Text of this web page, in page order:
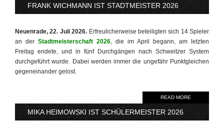
FRANK WICHMANN IST STADTMEISTER 2026
Neuenrade, 22. Juli 2026. Erfreulicherweise beteiligten sich 14 Spieler
an der Stadtmeisterschaft 2026, die im April begann, am letzten
Freitag endete, und in fünf Durchgängen nach Schweitzer System
durchgeführt wurde. Dabei werden immer die ungefähr Punktgleichen
gegeneinander gelost.
READ MORE
MIKA HEIMOWSKI IST SCHÜLERMEISTER 2026